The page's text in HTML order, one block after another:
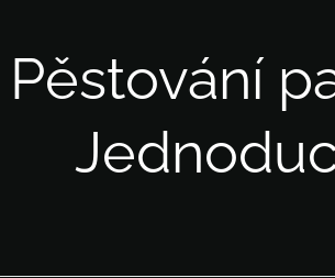
Pěstování